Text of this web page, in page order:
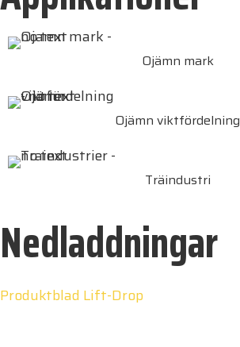
Ojämn mark
Ojämn viktfördelning
Träindustri
Nedladdningar
Produktblad Lift-Drop